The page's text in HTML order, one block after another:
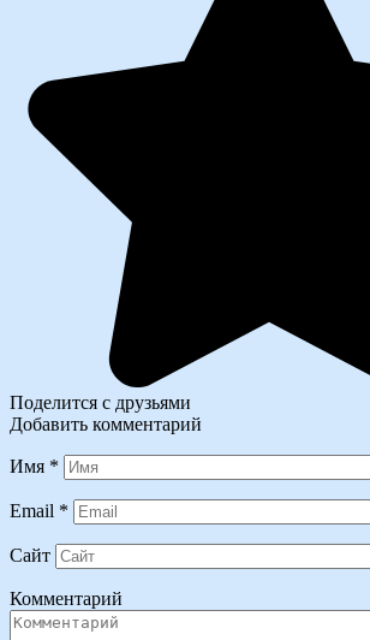
Поделится с друзьями
Добавить комментарий
Имя *
Email *
Сайт
Комментарий